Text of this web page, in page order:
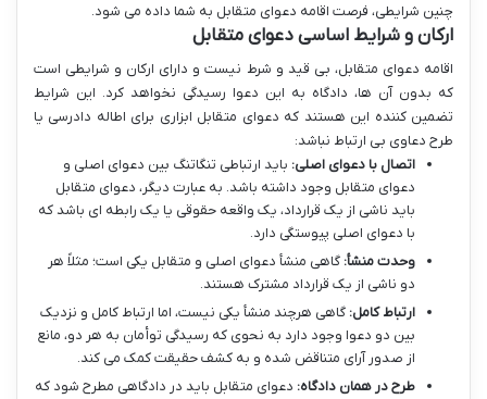
چنین شرایطی، فرصت اقامه دعوای متقابل به شما داده می شود.
ارکان و شرایط اساسی دعوای متقابل
اقامه دعوای متقابل، بی قید و شرط نیست و دارای ارکان و شرایطی است
که بدون آن ها، دادگاه به این دعوا رسیدگی نخواهد کرد. این شرایط
تضمین کننده این هستند که دعوای متقابل ابزاری برای اطاله دادرسی یا
طرح دعاوی بی ارتباط نباشد:
اتصال با دعوای اصلی: باید ارتباطی تنگاتنگ بین دعوای اصلی و
دعوای متقابل وجود داشته باشد. به عبارت دیگر، دعوای متقابل
باید ناشی از یک قرارداد، یک واقعه حقوقی یا یک رابطه ای باشد که
با دعوای اصلی پیوستگی دارد.
وحدت منشأ: گاهی منشأ دعوای اصلی و متقابل یکی است؛ مثلاً هر
دو ناشی از یک قرارداد مشترک هستند.
ارتباط کامل: گاهی هرچند منشأ یکی نیست، اما ارتباط کامل و نزدیک
بین دو دعوا وجود دارد به نحوی که رسیدگی توأمان به هر دو، مانع
از صدور آرای متناقض شده و به کشف حقیقت کمک می کند.
طرح در همان دادگاه: دعوای متقابل باید در دادگاهی مطرح شود که